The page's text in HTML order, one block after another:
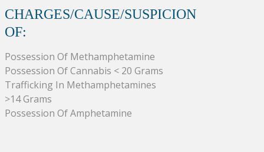
CHARGES/CAUSE/SUSPICION
OF:
Possession Of Methamphetamine
Possession Of Cannabis < 20 Grams
Trafficking In Methamphetamines
>14 Grams
Possession Of Amphetamine